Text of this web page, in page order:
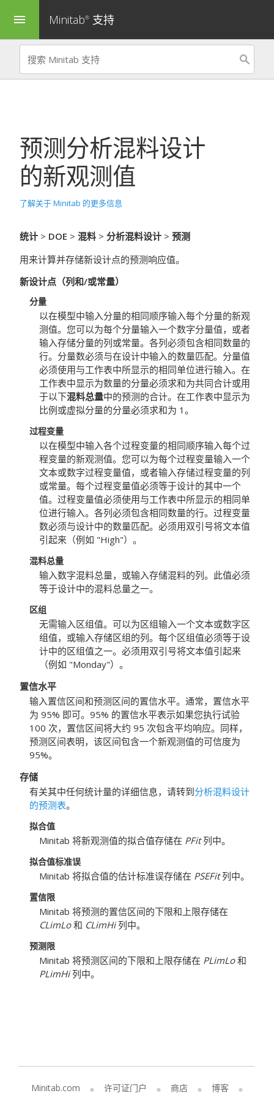
menu Minitab® 支持
预测分析混料设计
的新观测值
了解关于 Minitab 的更多信息
统计 > DOE > 混料 > 分析混料设计 > 预测
用来计算并存储新设计点的预测响应值。
新设计点（列和/或常量）
分量
以在模型中输入分量的相同顺序输入每个分量的新观
测值。您可以为每个分量输入一个数字分量值，或者
输入存储分量的列或常量。各列必须包含相同数量的
行。分量数必须与在设计中输入的数量匹配。分量值
必须使用与工作表中所显示的相同单位进行输入。在
工作表中显示为数量的分量必须求和为共同合计或用
于以下混料总量中的预测的合计。在工作表中显示为
比例或虚拟分量的分量必须求和为 1。
过程变量
以在模型中输入各个过程变量的相同顺序输入每个过
程变量的新观测值。您可以为每个过程变量输入一个
文本或数字过程变量值，或者输入存储过程变量的列
或常量。每个过程变量值必须等于设计的其中一个
值。过程变量值必须使用与工作表中所显示的相同单
位进行输入。各列必须包含相同数量的行。过程变量
数必须与设计中的数量匹配。必须用双引号将文本值
引起来（例如 "High"）。
混料总量
输入数字混料总量，或输入存储混料的列。此值必须
等于设计中的混料总量之一。
区组
无需输入区组值。可以为区组输入一个文本或数字区
组值，或输入存储区组的列。每个区组值必须等于设
计中的区组值之一。必须用双引号将文本值引起来
（例如 "Monday"）。
置信水平
输入置信区间和预测区间的置信水平。通常，置信水平
为 95% 即可。95% 的置信水平表示如果您执行试验
100 次，置信区间将大约 95 次包含平均响应。同样，
预测区间表明，该区间包含一个新观测值的可信度为
95%。
存储
有关其中任何统计量的详细信息，请转到分析混料设计
的预测表。
拟合值
Minitab 将新观测值的拟合值存储在 PFit列中。
拟合值标准误
Minitab 将拟合值的估计标准误存储在 PSEFit列中。
置信限
Minitab 将预测的置信区间的下限和上限存储在
CLimLo和 CLimHi列中。
预测限
Minitab 将预测区间的下限和上限存储在 PLimLo和
PLimHi列中。
Minitab.com 许可证门户 商店 博客